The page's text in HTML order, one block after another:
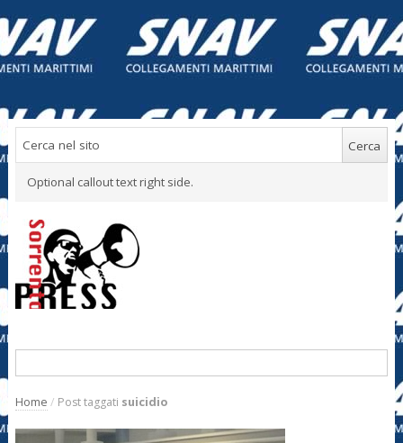
Optional callout text right side.
Home / Post taggati suicidio